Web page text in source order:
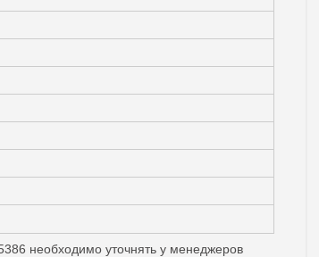
необходимо уточнять у менеджеров